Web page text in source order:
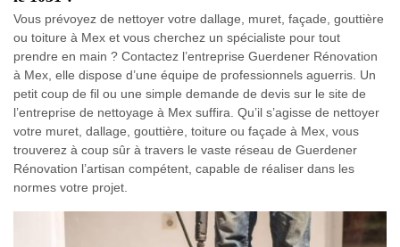
Vous prévoyez de nettoyer votre dallage, muret, façade, gouttière
ou toiture à Mex et vous cherchez un spécialiste pour tout
prendre en main ? Contactez l’entreprise Guerdener Rénovation
à Mex, elle dispose d’une équipe de professionnels aguerris. Un
petit coup de fil ou une simple demande de devis sur le site de
l’entreprise de nettoyage à Mex suffira. Qu’il s’agisse de nettoyer
votre muret, dallage, gouttière, toiture ou façade à Mex, vous
trouverez à coup sûr à travers le vaste réseau de Guerdener
Rénovation l’artisan compétent, capable de réaliser dans les
normes votre projet.